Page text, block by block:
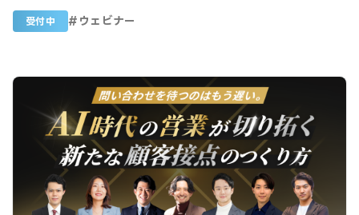
受付中 # ウェビナー